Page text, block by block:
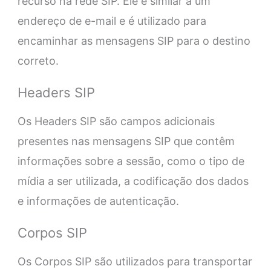
endereço de e-mail e é utilizado para
encaminhar as mensagens SIP para o destino
correto.
Headers SIP
Os Headers SIP são campos adicionais
presentes nas mensagens SIP que contêm
informações sobre a sessão, como o tipo de
mídia a ser utilizada, a codificação dos dados
e informações de autenticação.
Corpos SIP
Os Corpos SIP são utilizados para transportar